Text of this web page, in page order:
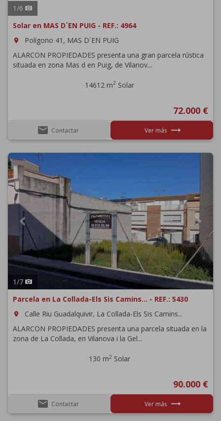
1/6
Solar en MAS D´EN PUIG - REF.: 4964
room
Polígono 41, MAS D´EN PUIG
ALARCON PROPIEDADES presenta una gran parcela rústica
situada en zona Mas d en Puig, de Vilanov...
14612 m2 Solar
72.000 €
email Contactar Ver más trending_flat
Previous Next
1/7
Parcela en La Collada-Els Sis Camins... - REF.: 5430
room
Calle Riu Guadalquivir, La Collada-Els Sis Camins...
ALARCON PROPIEDADES presenta una parcela situada en la
zona de La Collada, en Vilanova i la Gel...
130 m2 Solar
90.000 €
email Contactar Ver más trending_flat